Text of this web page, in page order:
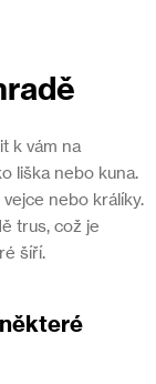
k vám na
liška nebo kuna.
nebo králíky.
trus, což je
šíří.